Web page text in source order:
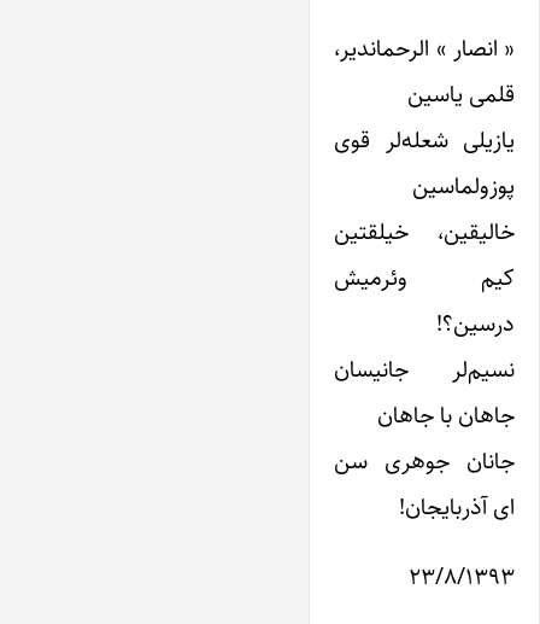
« انصار » الرحماندیر،
قلمی یاسین
یازیلی شعله‌لر قوی
پوزولماسین
خالیقین، خیلقتین
کیم وئرمیش
درسین؟!
نسیم‌لر جانیسان
جاهان با جاهان
جانان جوهری سن
ای آذربایجان!
۲۳/۸/۱۳۹۳